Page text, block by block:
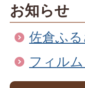
お知らせ
佐倉ふ
フィル